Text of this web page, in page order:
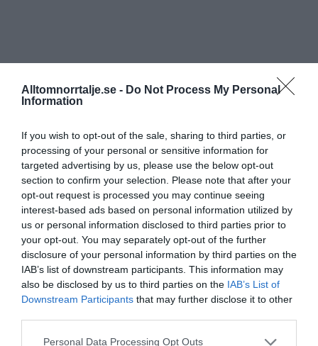
Alltomnorrtalje.se - Do Not Process My Personal
Information
If you wish to opt-out of the sale, sharing to third parties, or
processing of your personal or sensitive information for
targeted advertising by us, please use the below opt-out
section to confirm your selection. Please note that after your
opt-out request is processed you may continue seeing
interest-based ads based on personal information utilized by
us or personal information disclosed to third parties prior to
your opt-out. You may separately opt-out of the further
disclosure of your personal information by third parties on the
IAB’s list of downstream participants. This information may
also be disclosed by us to third parties on the IAB’s List of
Downstream Participants that may further disclose it to other
Personal Data Processing Opt Outs